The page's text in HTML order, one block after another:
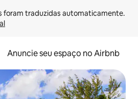
Anuncie seu espaço no Airbnb